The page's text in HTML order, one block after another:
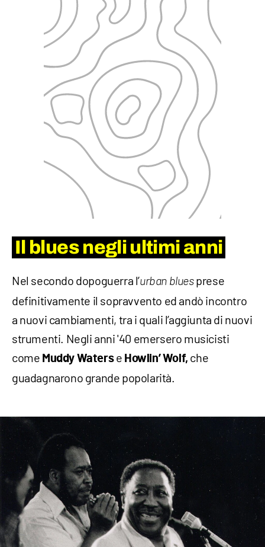
Il blues negli ultimi anni
Nel secondo dopoguerra l’urban bluesprese
definitivamente il sopravvento ed andò incontro
a nuovi cambiamenti, tra i quali l’aggiunta di nuovi
strumenti. Negli anni '40 emersero musicisti
come Muddy Waterse Howlin’ Wolf, che
guadagnarono grande popolarità.